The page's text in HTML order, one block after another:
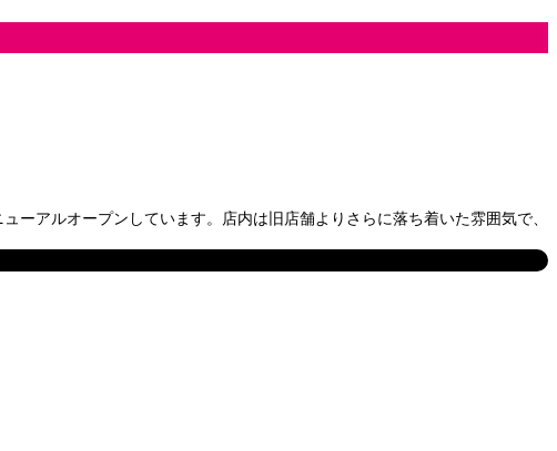
ーアルオープンしています。店内は旧店舗よりさらに落ち着いた雰囲気で、